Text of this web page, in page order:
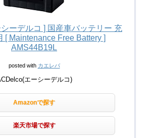
ーデルコ ] 国産車バッテリー 充
[ Maintenance Free Battery ]
AMS44B19L
posted with カエレバ
エーシーデルコ)
Amazonで探す
楽天市場で探す